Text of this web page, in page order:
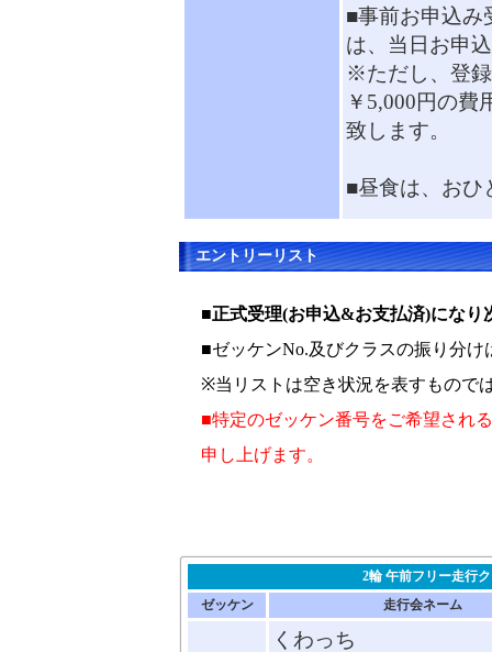
■事前お申込み
は、当日お申
※ただし、登
￥5,000円の費
致します。
■昼食は、おひ
エントリーリスト
■正式受理(お申込&お支払済)になり
■ゼッケンNo.及びクラスの振り分
※当リストは空き状況を表すもので
■特定のゼッケン番号をご希望され
申し上げます。
2輪 午前フリー走行
ゼッケン
走行会ネーム
くわっち